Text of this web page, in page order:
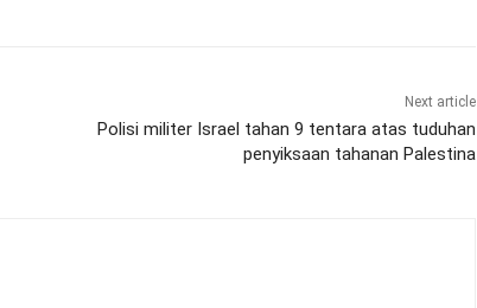
Next article
Polisi militer Israel tahan 9 tentara atas tuduhan
penyiksaan tahanan Palestina